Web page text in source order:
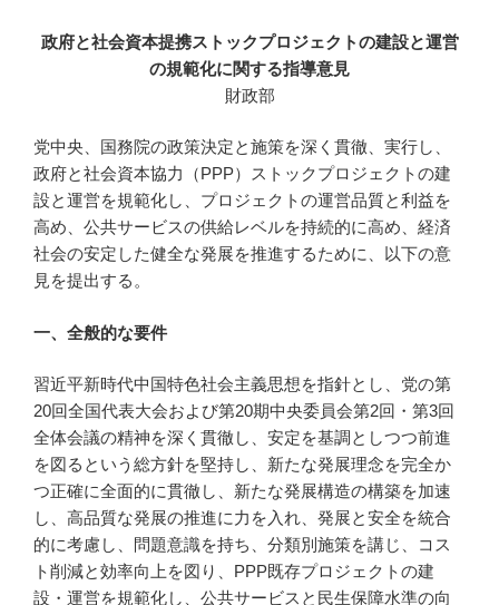
政府と社会資本提携ストックプロジェクトの建設と運営
の規範化に関する指導意見
財政部
党中央、国務院の政策決定と施策を深く貫徹、実行し、
政府と社会資本協力（PPP）ストックプロジェクトの建
設と運営を規範化し、プロジェクトの運営品質と利益を
高め、公共サービスの供給レベルを持続的に高め、経済
社会の安定した健全な発展を推進するために、以下の意
見を提出する。
一、全般的な要件
習近平新時代中国特色社会主義思想を指針とし、党の第
20回全国代表大会および第20期中央委員会第2回・第3回
全体会議の精神を深く貫徹し、安定を基調としつつ前進
を図るという総方針を堅持し、新たな発展理念を完全か
つ正確に全面的に貫徹し、新たな発展構造の構築を加速
し、高品質な発展の推進に力を入れ、発展と安全を統合
的に考慮し、問題意識を持ち、分類別施策を講じ、コス
ト削減と効率向上を図り、PPP既存プロジェクトの建
設・運営を規範化し、公共サービスと民生保障水準の向